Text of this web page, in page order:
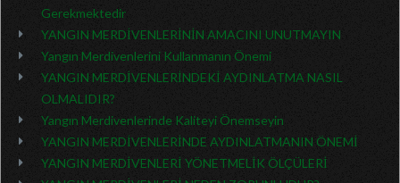
Gerekmektedir
YANGIN MERDİVENLERİNİN AMACINI UNUTMAYIN
Yangın Merdivenlerini Kullanmanın Önemi
YANGIN MERDİVENLERİNDEKİ AYDINLATMA NASIL
OLMALIDIR?
Yangın Merdivenlerinde Kaliteyi Önemseyin
YANGIN MERDİVENLERİNDE AYDINLATMANIN ÖNEMİ
YANGIN MERDİVENLERİ YÖNETMELİK ÖLÇÜLERİ